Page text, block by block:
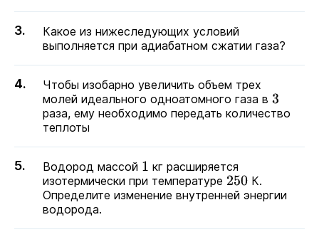
Какое из нижеследующих условий
выполняется при адиабатном сжатии газа?
Чтобы изобарно увеличить объем трех
молей идеального одноатомного газа в 3
раза, ему необходимо передать количество
теплоты
Водород массой 1 кг расширяется
изотермически при температуре 250 К.
Определите изменение внутренней энергии
водорода.